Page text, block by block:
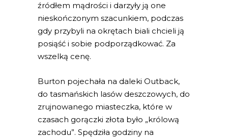
źródłem mądrości i darzyły ją one
nieskończonym szacunkiem, podczas
gdy przybyli na okrętach biali chcieli ją
posiąść i sobie podporządkować. Za
wszelką cenę.
Burton pojechała na daleki Outback,
do tasmańskich lasów deszczowych, do
zrujnowanego miasteczka, które w
czasach gorączki złota było „królową
zachodu”. Spędziła godziny na